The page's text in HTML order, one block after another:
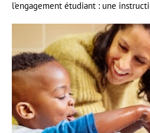
l'engagement étudiant : une